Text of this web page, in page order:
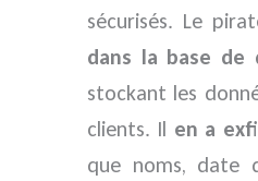
sécurisés. Le
dans la base de
stockant les
clients. Il en a
que noms, date